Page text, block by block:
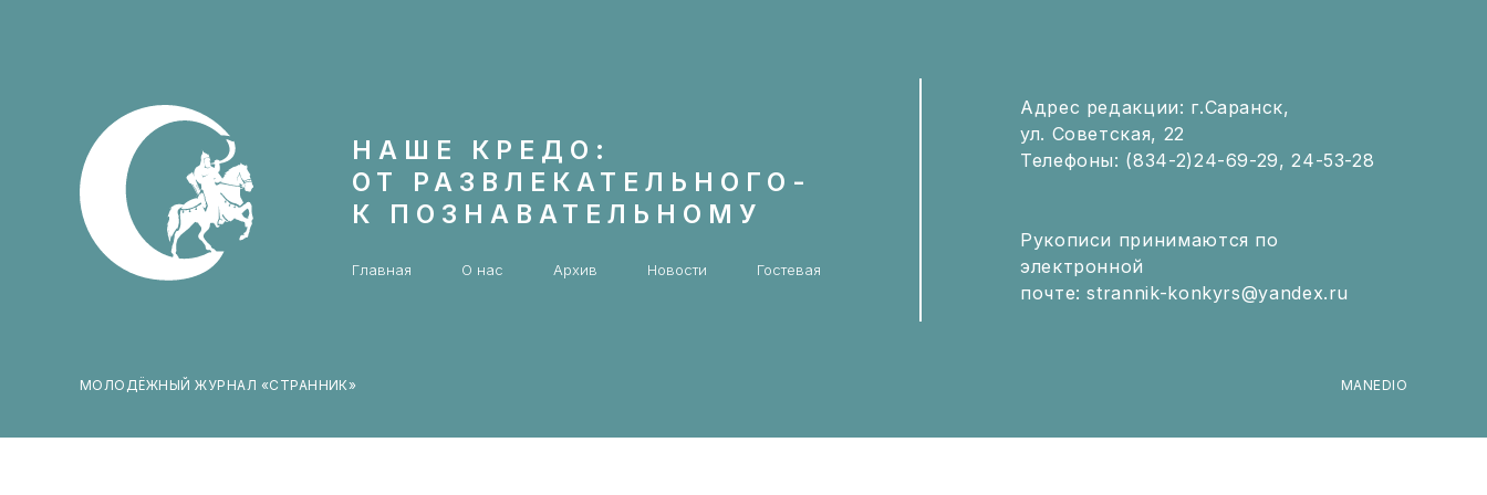
НАШЕ КРЕДО:
ОТ РАЗВЛЕКАТЕЛЬНОГО-
К ПОЗНАВАТЕЛЬНОМУ
Главная О нас Архив Новости Гостевая
Адрес редакции: г.Саранск,
ул. Советская, 22
Телефоны: (834-2)24-69-29, 24-53-28
Рукописи принимаются по
электронной
почте: strannik-konkyrs@yandex.ru
МОЛОДЁЖНЫЙ ЖУРНАЛ «СТРАННИК» MANEDIO